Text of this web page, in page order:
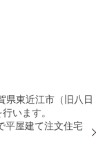
県東近江市（旧八日
います。
平屋建て注文住宅